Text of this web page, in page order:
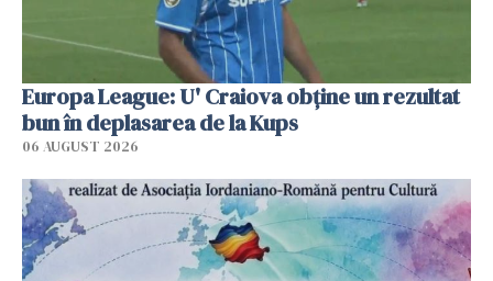
Europa League: U' Craiova obține un rezultat
bun în deplasarea de la Kups
06 AUGUST 2026